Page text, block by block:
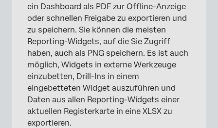
Einbetten von Widgets in externe Werkzeuge
Alle Registerkartendaten exportieren
Exportieren einer Registerkarte als PDF
ein Dashboard als PDF zur Offline-Anzeige
oder schnellen Freigabe zu exportieren und
zu speichern. Sie können die meisten
Reporting-Widgets, auf die Sie Zugriff
haben, auch als PNG speichern. Es ist auch
möglich, Widgets in externe Werkzeuge
einzubetten, Drill-Ins in einem
eingebetteten Widget auszuführen und
Daten aus allen Reporting-Widgets einer
aktuellen Registerkarte in eine XLSX zu
exportieren.